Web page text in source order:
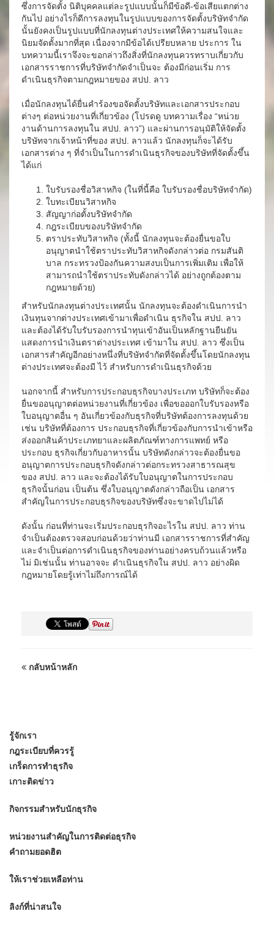
ซึ่งการจัดตั้ง นิติบุคคลแต่ละรูปแบบนั้นก็มีข้อดี-ข้อเสียแตกต่าง
กันไป อย่างไรก็ดีการลงทุนในรูปแบบของการจัดตั้งบริษัทจำกัด
นั้นยังคงเป็นรูปแบบที่นักลงทุนต่างประเทศให้ความสนใจและ
นิยมจัดตั้งมากที่สุด เนื่องจากมีข้อได้เปรียบหลาย ประการ ใน
บทความนี้เราจึงจะขอกล่าวถึงสิ่งที่นักลงทุนควรทราบเกี่ยวกับ
เอกสารราชการที่บริษัทจำกัดจำเป็นจะ ต้องมีก่อนเริ่ม การ
ดำเนินธุรกิจตามกฎหมายของ สปป. ลาว
เมื่อนักลงทุนได้ยื่นคำร้องขอจัดตั้งบริษัทและเอกสารประกอบ
ต่างๆ ต่อหน่วยงานที่เกี่ยวข้อง (โปรดดู บทความเรื่อง “หน่วย
งานด้านการลงทุนใน สปป. ลาว”) และผ่านการอนุมัติให้จัดตั้ง
บริษัทจากเจ้าหน้าที่ของ สปป. ลาวแล้ว นักลงทุนก็จะได้รับ
เอกสารต่าง ๆ ที่จำเป็นในการดำเนินธุรกิจของบริษัทที่จัดตั้งขึ้น
ได้แก่
ใบรับรองชื่อวิสาหกิจ (ในที่นี้คือ ใบรับรองชื่อบริษัทจำกัด)
ใบทะเบียนวิสาหกิจ
สัญญาก่อตั้งบริษัทจำกัด
กฎระเบียบของบริษัทจำกัด
ตราประทับวิสาหกิจ (ทั้งนี้ นักลงทุนจะต้องยื่นขอใบ
อนุญาตนำใช้ตราประทับวิสาหกิจดังกล่าวต่อ กรมสันติ
บาล กระทรวงป้องกันความสงบเป็นการเพิ่มเติม เพื่อให้
สามารถนำใช้ตราประทับดังกล่าวได้ อย่างถูกต้องตาม
กฎหมายด้วย)
สำหรับนักลงทุนต่างประเทศนั้น นักลงทุนจะต้องดำเนินการนำ
เงินทุนจากต่างประเทศเข้ามาเพื่อดำเนิน ธุรกิจใน สปป. ลาว
และต้องได้รับใบรับรองการนำทุนเข้าอันเป็นหลักฐานยืนยัน
แสดงการนำเงินตราต่างประเทศ เข้ามาใน สปป. ลาว ซึ่งเป็น
เอกสารสำคัญอีกอย่างหนึ่งที่บริษัทจำกัดที่จัดตั้งขึ้นโดยนักลงทุน
ต่างประเทศจะต้องมี ไว้ สำหรับการดำเนินธุรกิจด้วย
นอกจากนี้ สำหรับการประกอบธุรกิจบางประเภท บริษัทก็จะต้อง
ยื่นขออนุญาตต่อหน่วยงานที่เกี่ยวข้อง เพื่อขอออกใบรับรองหรือ
ใบอนุญาตอื่น ๆ อันเกี่ยวข้องกับธุรกิจที่บริษัทต้องการลงทุนด้วย
เช่น บริษัทที่ต้องการ ประกอบธุรกิจที่เกี่ยวข้องกับการนำเข้าหรือ
ส่งออกสินค้าประเภทยาและผลิตภัณฑ์ทางการแพทย์ หรือ
ประกอบ ธุรกิจเกี่ยวกับอาหารนั้น บริษัทดังกล่าวจะต้องยื่นขอ
อนุญาตการประกอบธุรกิจดังกล่าวต่อกระทรวงสาธารณสุข
ของ สปป. ลาว และจะต้องได้รับใบอนุญาตในการประกอบ
ธุรกิจนั้นก่อน เป็นต้น ซึ่งใบอนุญาตดังกล่าวถือเป็น เอกสาร
สำคัญในการประกอบธุรกิจของบริษัทซึ่งจะขาดไปไม่ได้
ดังนั้น ก่อนที่ท่านจะเริ่มประกอบธุรกิจอะไรใน สปป. ลาว ท่าน
จำเป็นต้องตรวจสอบก่อนด้วยว่าท่านมี เอกสารราชการที่สำคัญ
และจำเป็นต่อการดำเนินธุรกิจของท่านอย่างครบถ้วนแล้วหรือ
ไม่ มิเช่นนั้น ท่านอาจจะ ดำเนินธุรกิจใน สปป. ลาว อย่างผิด
กฎหมายโดยรู้เท่าไม่ถึงการณ์ได้
กลับหน้าหลัก
รู้จักเรา
กฎระเบียบที่ควรรู้
เกร็ดการทำธุรกิจ
เกาะติดข่าว
กิจกรรมสำหรับนักธุรกิจ
หน่วยงานสำคัญในการติดต่อธุรกิจ
คำถามยอดฮิต
ให้เราช่วยเหลือท่าน
ลิงก์ที่น่าสนใจ